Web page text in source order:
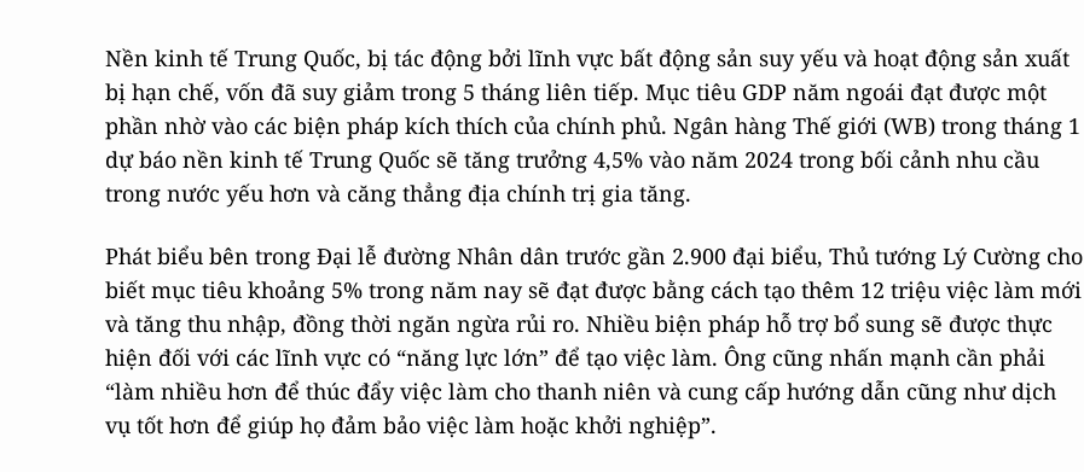
Nền kinh tế Trung Quốc, bị tác động bởi lĩnh vực bất động sản suy yếu và hoạt động sản xuất
bị hạn chế, vốn đã suy giảm trong 5 tháng liên tiếp. Mục tiêu GDP năm ngoái đạt được một
phần nhờ vào các biện pháp kích thích của chính phủ. Ngân hàng Thế giới (WB) trong tháng 1
dự báo nền kinh tế Trung Quốc sẽ tăng trưởng 4,5% vào năm 2024 trong bối cảnh nhu cầu
trong nước yếu hơn và căng thẳng địa chính trị gia tăng.
Phát biểu bên trong Đại lễ đường Nhân dân trước gần 2.900 đại biểu, Thủ tướng Lý Cường cho
biết mục tiêu khoảng 5% trong năm nay sẽ đạt được bằng cách tạo thêm 12 triệu việc làm mới
và tăng thu nhập, đồng thời ngăn ngừa rủi ro. Nhiều biện pháp hỗ trợ bổ sung sẽ được thực
hiện đối với các lĩnh vực có “năng lực lớn” để tạo việc làm. Ông cũng nhấn mạnh cần phải
“làm nhiều hơn để thúc đẩy việc làm cho thanh niên và cung cấp hướng dẫn cũng như dịch
vụ tốt hơn để giúp họ đảm bảo việc làm hoặc khởi nghiệp”.